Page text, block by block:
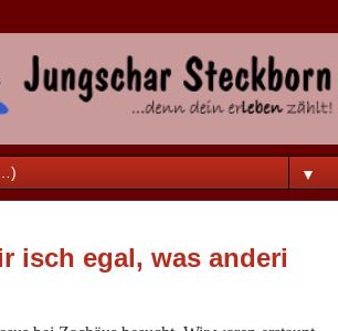
▼
isch egal, was anderi